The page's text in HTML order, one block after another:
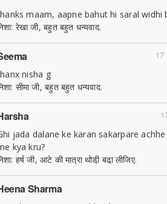
maam, aapne bahut hi saral widhi
रेखा जी, बहुत बहुत धन्यवाद.
17
nisha g
सीमा जी, बहुत बहुत धन्यवाद.
jada dalane ke karan sakarpare
kya kru?
हर्ष जी, आटे की मात्रा थोडी़ बढा़ लीजिए.
Sharma